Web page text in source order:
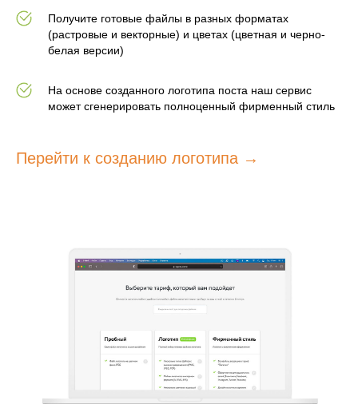
Получите готовые файлы в разных форматах
(растровые и векторные) и цветах (цветная и черно-
белая версии)
На основе созданного логотипа поста наш сервис
может сгенерировать полноценный фирменный стиль
Перейти к созданию логотипа